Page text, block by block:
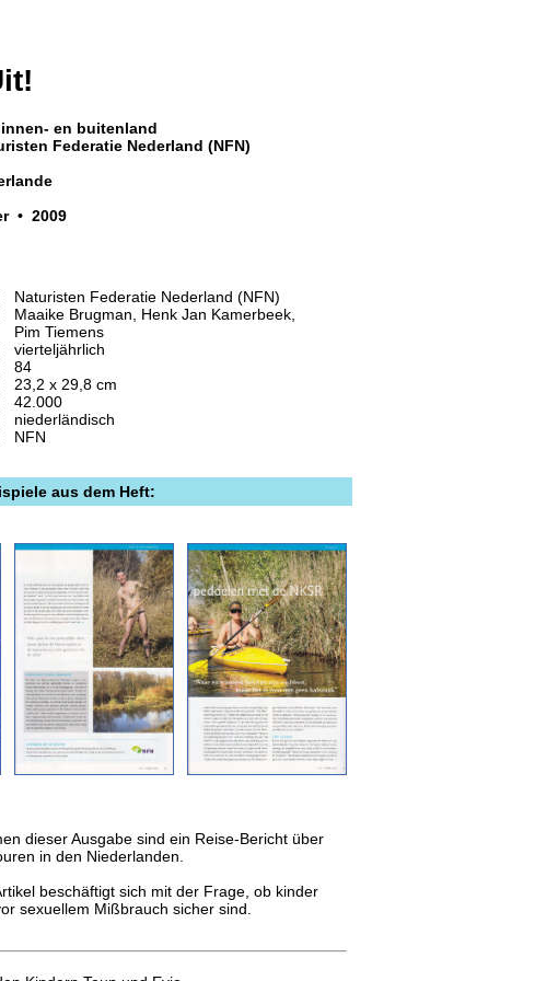
en buitenland
Federatie Nederland (NFN)
• 2009
Naturisten Federatie Nederland (NFN)
Maaike Brugman, Henk Jan Kamerbeek,
Pim Tiemens
vierteljährlich
84
23,2 x 29,8 cm
42.000
niederländisch
NFN
aus dem Heft:
dieser Ausgabe sind ein Reise-Bericht über
in den Niederlanden.
beschäftigt sich mit der Frage, ob kinder
sexuellem Mißbrauch sicher sind.